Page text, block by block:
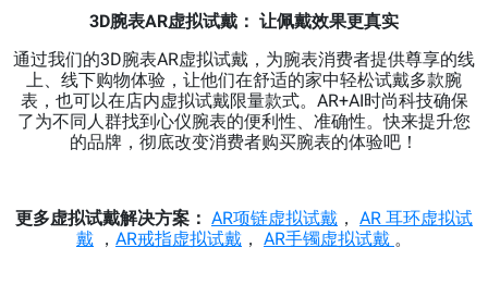
3D腕表AR虚拟试戴： 让佩戴效果更真实
通过我们的3D腕表AR虚拟试戴，为腕表消费者提供尊享的线
上、线下购物体验，让他们在舒适的家中轻松试戴多款腕
表，也可以在店内虚拟试戴限量款式。AR+AI时尚科技确保
了为不同人群找到心仪腕表的便利性、准确性。快来提升您
的品牌，彻底改变消费者购买腕表的体验吧！
更多虚拟试戴解决方案： AR项链虚拟试戴 ， AR 耳环虚拟试
戴 ， AR戒指虚拟试戴 ， AR手镯虚拟试戴 。